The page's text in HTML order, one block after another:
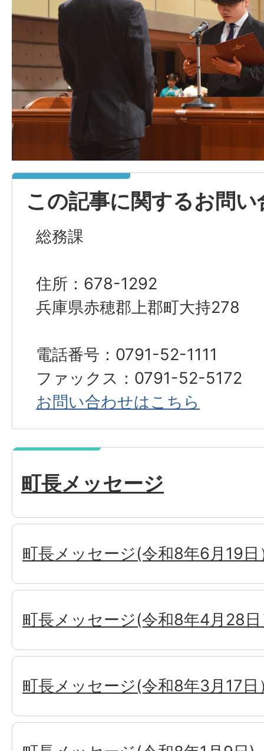
この記事に関するお問い
総務課
住所：678-1292
兵庫県赤穂郡上郡町大持278
電話番号：0791-52-1111
ファックス：0791-52-5172
お問い合わせはこちら
町長メッセージ
町長メッセージ(令和8年6月19日
町長メッセージ(令和8年4月28
町長メッセージ(令和8年3月17日